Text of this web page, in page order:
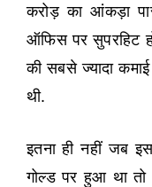
करोड़ का आंकड़ा
ऑफिस पर सुपरहिट
की सबसे ज्यादा
थी.
इतना ही नहीं जब
गोल्ड पर हुआ था तो